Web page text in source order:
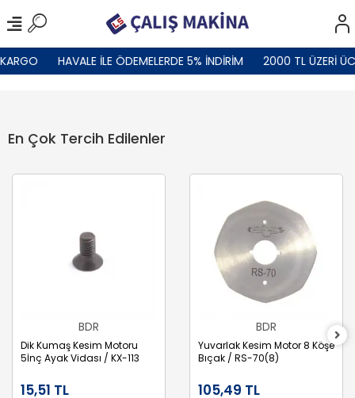
HAVALE İLE ÖDEMELERDE 5% İNDİRİM 2000 TL ÜZERİ
En Çok Tercih Edilenler
BDR
Dik Kumaş Kesim Motoru
5İnç Ayak Vidası / KX-113
15,51 TL
BDR
Yuvarlak Kesim Motor 8 Köşe
Bıçak / RS-70(8)
105,49 TL